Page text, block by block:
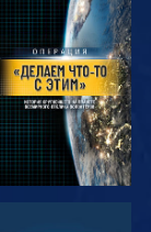
СМОТРЕТЬ